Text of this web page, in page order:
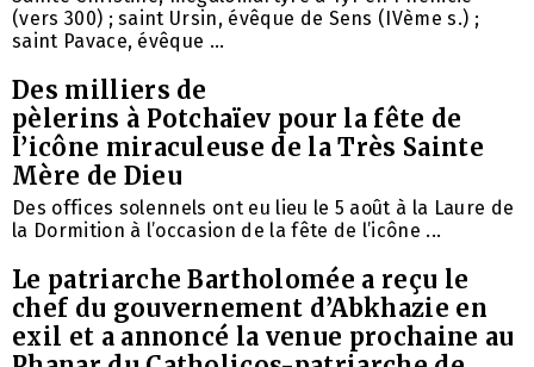
(vers 300) ; saint Ursin, évêque de Sens (IVème s.) ;
saint Pavace, évêque ...
Des milliers de
pèlerins à Potchaïev pour la fête de
l’icône miraculeuse de la Très Sainte
Mère de Dieu
Des offices solennels ont eu lieu le 5 août à la Laure de
la Dormition à l’occasion de la fête de l’icône ...
Le patriarche Bartholomée a reçu le
chef du gouvernement d’Abkhazie en
exil et a annoncé la venue prochaine au